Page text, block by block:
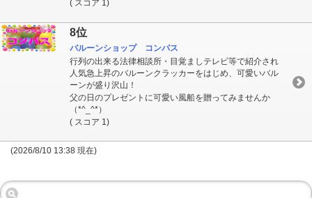
( スコア 1)
8位
バルーンショップ コンパス
行列の出来る法律相談所・目覚ましテレビ等で紹介され
人気急上昇のバルーンクラッカーをはじめ、可愛いバル
ーンが盛り沢山！
父の日のプレゼントに可愛い風船を贈ってみませんか
（*^_^*）
( スコア 1)
(2026/8/10 13:38 現在)